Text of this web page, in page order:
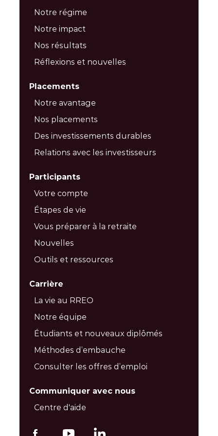
Notre régime
Notre impact
Nos résultats
Réflexions et nouvelles
Placements
Notre avantage
Nos placements
Des investissements durables
Relations avec les investisseurs
Participants
Votre compte
Étapes de vie
Vous préparer à la retraite
Nouvelles
Outils et ressources
Carrière
La vie au RREO
Notre équipe
Étudiants et nouveaux diplômés
Méthodes d’embauche
Consulter les offres d’emploi
Communiquer avec nous
Centre d'aide